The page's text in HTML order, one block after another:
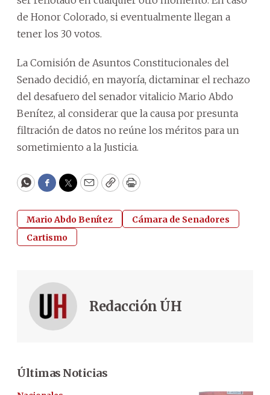
de Honor Colorado, si eventualmente llegan a
tener los 30 votos.
La Comisión de Asuntos Constitucionales del
Senado decidió, en mayoría, dictaminar el rechazo
del desafuero del senador vitalicio Mario Abdo
Benítez, al considerar que la causa por presunta
filtración de datos no reúne los méritos para un
sometimiento a la Justicia.
WhatsApp
Facebook
Twitter
EmailCopyPrint
Mario Abdo Benítez
Cámara de Senadores
Cartismo
Redacción ÚH
Últimas Noticias